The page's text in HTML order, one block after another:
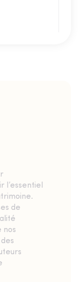
l’essentiel
de
nos